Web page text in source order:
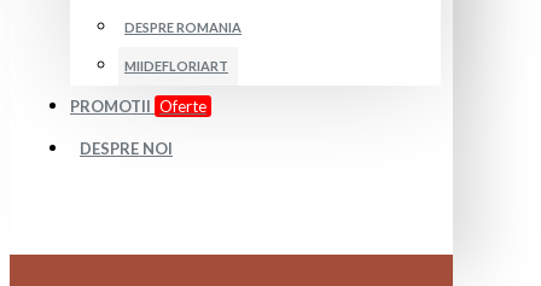
DESPRE ROMANIA
MIIDEFLORIART
PROMOTII Oferte
DESPRE NOI